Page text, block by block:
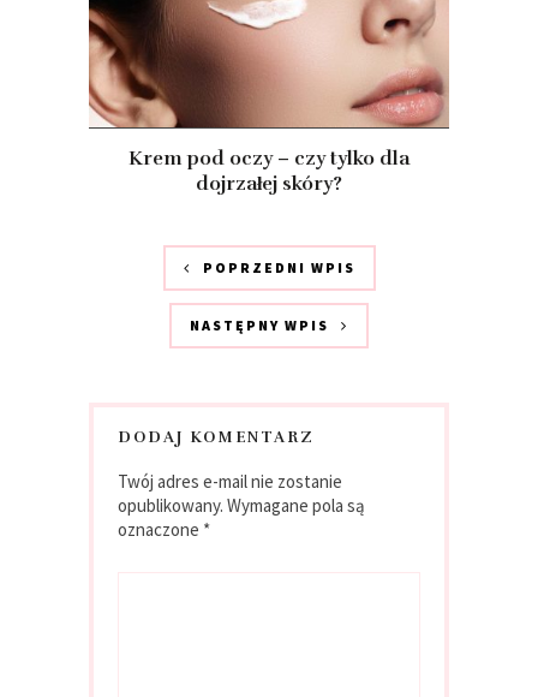
Krem pod oczy – czy tylko dla
dojrzałej skóry?
POPRZEDNI WPIS
NASTĘPNY WPIS
DODAJ KOMENTARZ
Twój adres e-mail nie zostanie
opublikowany. Wymagane pola są
oznaczone *